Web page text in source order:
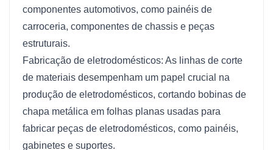
específicos de produção, incluindo espessura de
chapa, comprimento e velocidade de corte,
proporcionando flexibilidade para diferentes
necessidades de fabricação.
componentes automotivos, como painéis de
carroceria, componentes de chassis e peças
estruturais.
Fabricação de eletrodomésticos: As linhas de corte
de materiais desempenham um papel crucial na
produção de eletrodomésticos, cortando bobinas de
chapa metálica em folhas planas usadas para
fabricar peças de eletrodomésticos, como painéis,
gabinetes e suportes.